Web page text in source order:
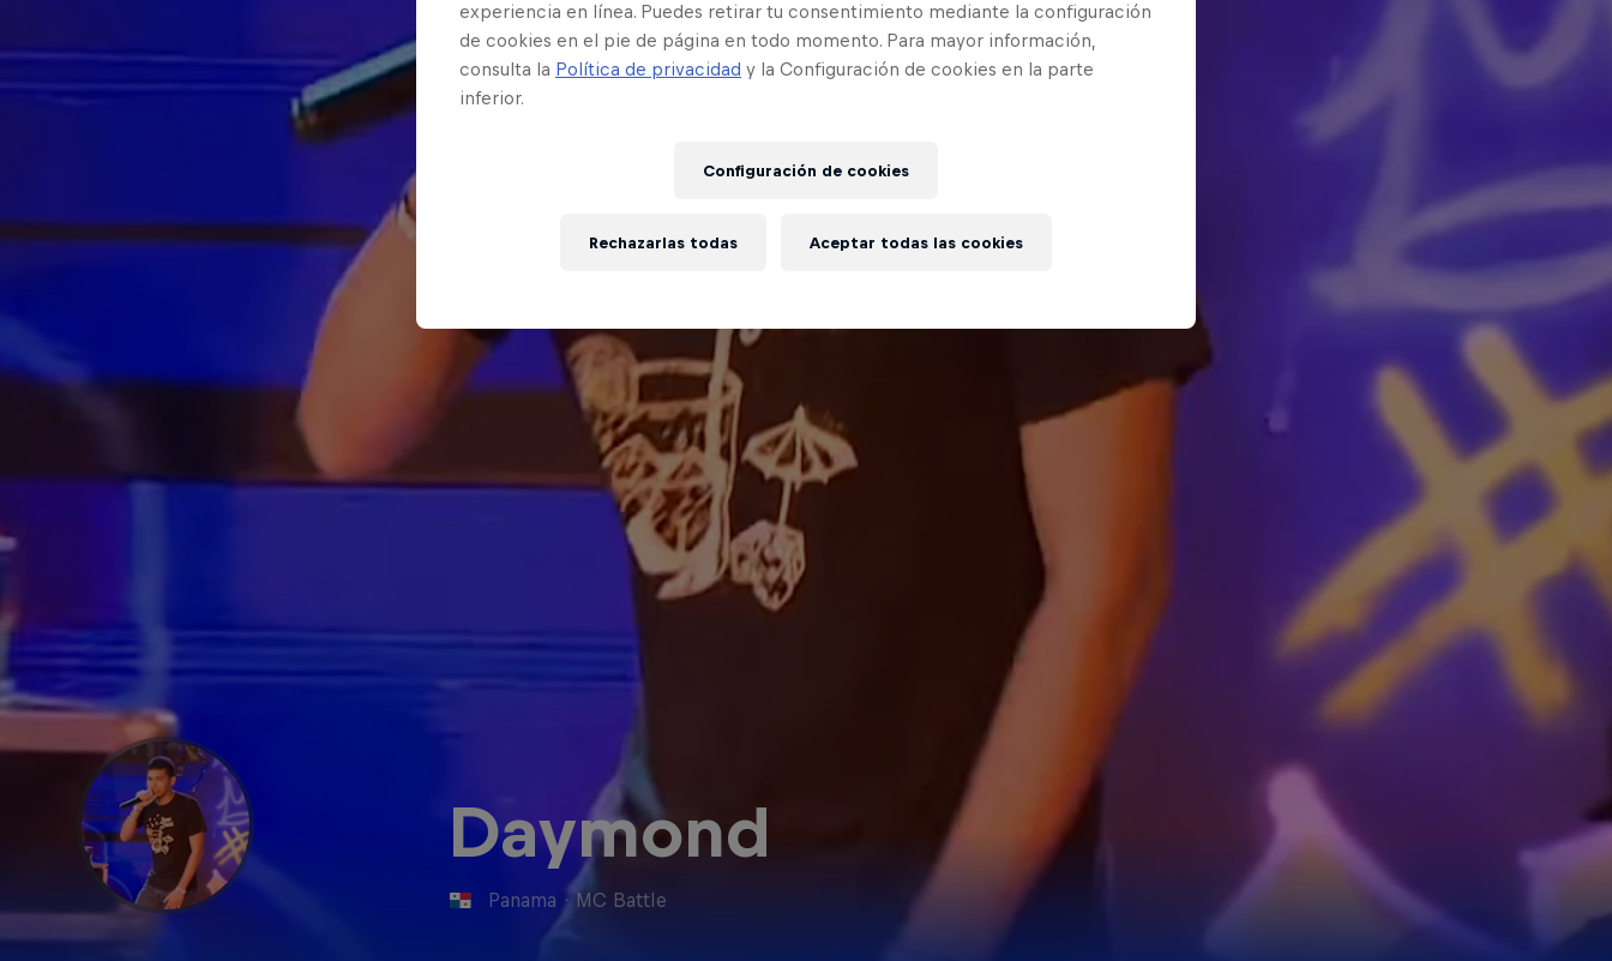
Daymond
Panama · MC Battle
experiencia en línea. Puedes retirar tu consentimiento mediante la configuración
de cookies en el pie de página en todo momento. Para mayor información,
consulta la Política de privacidad y la Configuración de cookies en la parte
inferior.
Configuración de cookies
Rechazarlas todas Aceptar todas las cookies